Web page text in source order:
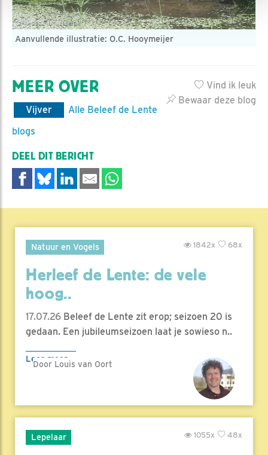
Aanvullende illustratie: O.C. Hooymeijer
Vind ik leuk
Bewaar deze blog
MEER OVER
Vijver
Alle Beleef de Lente
blogs
DEEL DIT BERICHT
Natuur en Vogels 68x
1842x
Herleef de Lente: de vele
hoog..
17.07.26 Beleef de Lente zit erop; seizoen 20 is
gedaan. Een jubileumseizoen laat je sowieso n..
Lees meer
Door Louis van Oort
Lepelaar 48x
1055x